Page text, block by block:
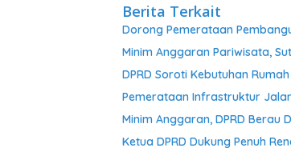
Berita Terkait
Dorong Pemerataan
Minim Anggaran Pariwisata,
DPRD Soroti Kebutuhan
Pemerataan Infrastruktur
Minim Anggaran, DPRD Berau
Ketua DPRD Dukung Penuh